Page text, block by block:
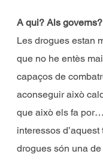
A qui? Als governs?
Les drogues estan
que no he entès
capaços de
aconseguir això
que això els fa
interessos
drogues són una